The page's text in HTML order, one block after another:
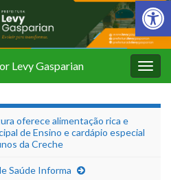
Barra de
Levy Gasparian
oferece alimentação rica e
de Ensino e cardápio especial
da Creche
Saúde Informa